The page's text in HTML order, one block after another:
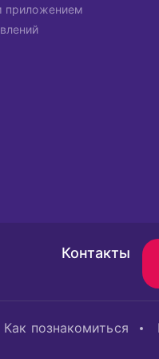
приложением
Контакты
Как познакомиться